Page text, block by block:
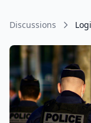
Discussions